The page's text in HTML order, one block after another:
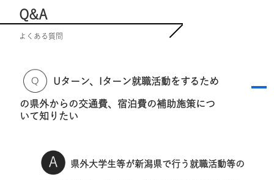
Q&A
よくある質問
A
Uターン、Iターン就職活動をするため
の県外からの交通費、宿泊費の補助施策につ
いて知りたい
県外大学生等が新潟県で行う就職活動等の